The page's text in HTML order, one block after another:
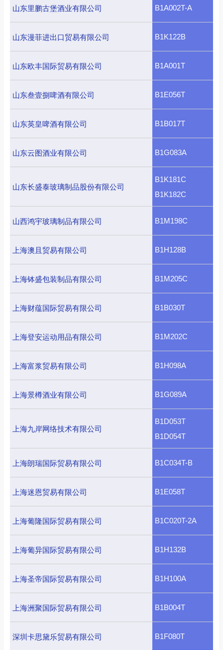
山东里鹏古堡酒业有限公司 B1A002T-A
山东漫菲进出口贸易有限公司 B1K122B
山东欧丰国际贸易有限公司 B1A001T
山东叁壹捌啤酒有限公司 B1E056T
山东英皇啤酒有限公司 B1B017T
山东云图酒业有限公司 B1G083A
山东长盛泰玻璃制品股份有限公司
B1K181C
B1K182C
山西鸿宇玻璃制品有限公司 B1M198C
上海澳且贸易有限公司 B1H128B
上海钵盛包装制品有限公司 B1M205C
上海财蕴国际贸易有限公司 B1B030T
上海登安运动用品有限公司 B1M202C
上海富浆贸易有限公司 B1H098A
上海景樽酒业有限公司 B1G089A
上海九岸网络技术有限公司
B1D053T
B1D054T
上海朗瑞国际贸易有限公司 B1C034T-B
上海迷恩贸易有限公司 B1E058T
上海葡隆国际贸易有限公司 B1C020T-2A
上海葡异国际贸易有限公司 B1H132B
上海圣帝国际贸易有限公司 B1H100A
上海洲聚国际贸易有限公司 B1B004T
深圳卡思黛乐贸易有限公司 B1F080T